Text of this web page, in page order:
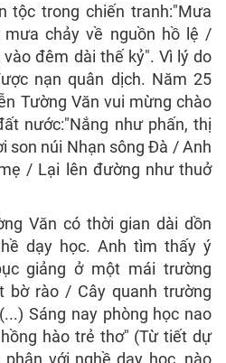
tộc trong chiến tranh:"Mưa
chảy về nguồn hồ lệ /
đêm dài thế kỷ". Vì lý do
nạn quân dịch. Năm 25
Tường Văn vui mừng chào
nước:"Nắng như phấn, thị
son núi Nhạn sông Đà / Anh
/ Lại lên đường như thuở
Văn có thời gian dài dồn
dạy học. Anh tìm thấy ý
giảng ở một mái trường
bờ rào / Cây quanh trường
Sáng nay phòng học nao
hào trẻ thơ" (Từ tiết dự